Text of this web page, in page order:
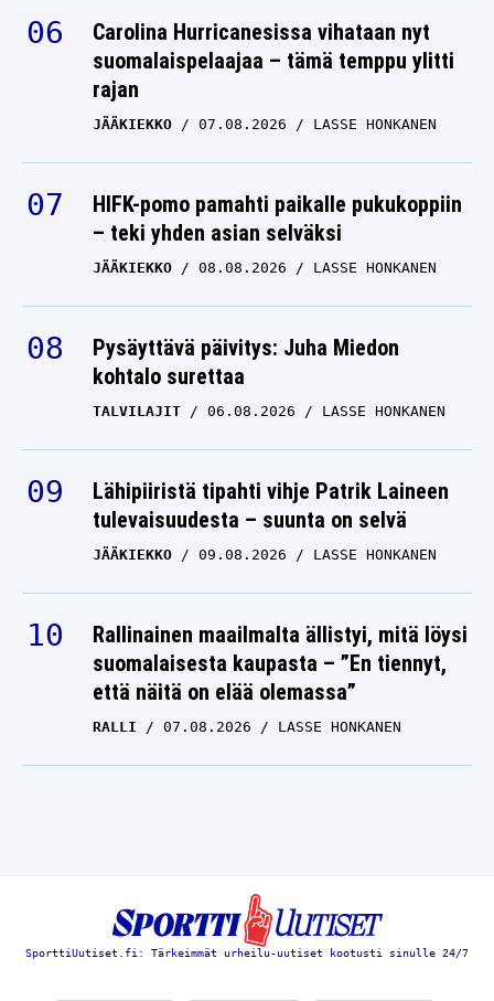
Carolina Hurricanesissa vihataan nyt
suomalaispelaajaa – tämä temppu ylitti
rajan
JÄÄKIEKKO 07.08.2026 LASSE HONKANEN
HIFK-pomo pamahti paikalle pukukoppiin
– teki yhden asian selväksi
JÄÄKIEKKO 08.08.2026 LASSE HONKANEN
Pysäyttävä päivitys: Juha Miedon
kohtalo surettaa
TALVILAJIT 06.08.2026 LASSE HONKANEN
Lähipiiristä tipahti vihje Patrik Laineen
tulevaisuudesta – suunta on selvä
JÄÄKIEKKO 09.08.2026 LASSE HONKANEN
Rallinainen maailmalta ällistyi, mitä löysi
suomalaisesta kaupasta – ”En tiennyt,
että näitä on elää olemassa”
RALLI 07.08.2026 LASSE HONKANEN
SporttiUutiset.fi: Tärkeimmät urheilu-uutiset kootusti sinulle 24/7